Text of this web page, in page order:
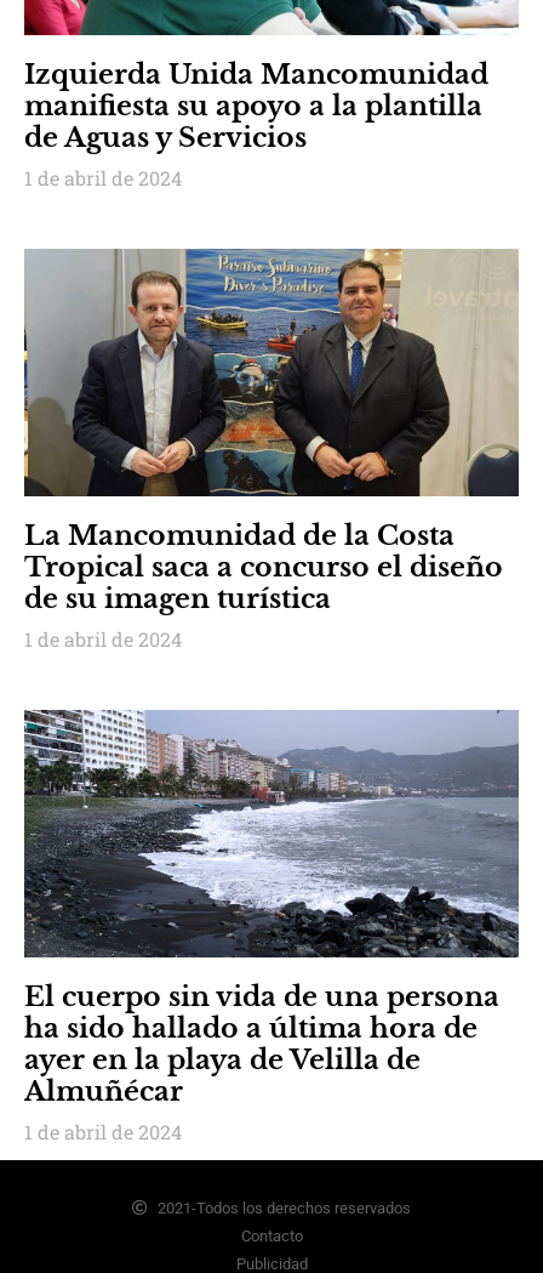
Izquierda Unida Mancomunidad
manifiesta su apoyo a la plantilla
de Aguas y Servicios
1 de abril de 2024
La Mancomunidad de la Costa
Tropical saca a concurso el diseño
de su imagen turística
1 de abril de 2024
El cuerpo sin vida de una persona
ha sido hallado a última hora de
ayer en la playa de Velilla de
Almuñécar
1 de abril de 2024
2021-Todos los derechos reservados
Contacto
Publicidad